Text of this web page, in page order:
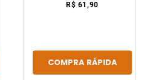
R$ 61,90
COMPRA RÁPIDA